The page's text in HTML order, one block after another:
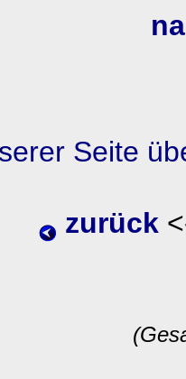
Seite
zurück